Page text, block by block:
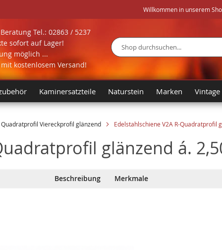
Willkommen in unserem
Tel.: 02863 / 5237
sofort auf Lager!
möglich ...
kostenlosem Versand!
Suche
Kaminersatzteile Naturstein Marken Vintage
Quadratprofil Viereckprofil glänzend Edelstahlschiene V2A R-Quadratprofil
glänzend á.
Beschreibung Merkmale